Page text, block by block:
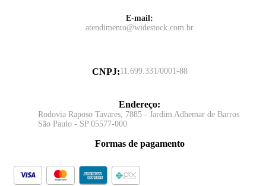
E-mail:
atendimento@widestock.com.br
CNPJ:11.699.331/0001-88
Endereço:
Rodovia Raposo Tavares, 7885 - Jardim Adhemar de Barros
São Paulo - SP 05577-000
Formas de pagamento